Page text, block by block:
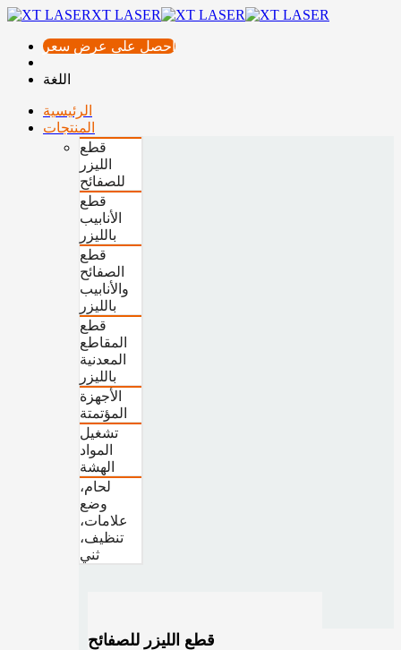
XT LASER
احصل على عرض سعر
اللغة
الرئيسية
المنتجات
قطع
الليزر
للصفائح
قطع
الأنابيب
بالليزر
قطع
الصفائح
والأنابيب
بالليزر
قطع
المقاطع
المعدنية
بالليزر
الأجهزة
المؤتمتة
تشغيل
المواد
الهشة
لحام،
وضع
علامات،
تنظيف،
ثني
قطع الليزر للصفائح